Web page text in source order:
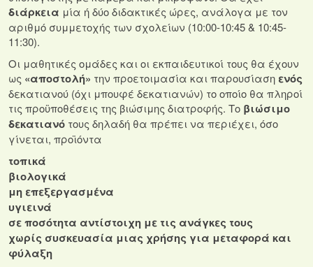
διάρκεια μία ή δύο διδακτικές ώρες, ανάλογα με τον
αριθμό συμμετοχής των σχολείων (10:00-10:45 & 10:45-
11:30).
Οι μαθητικές ομάδες και οι εκπαιδευτικοί τους θα έχουν
ως «αποστολή» την προετοιμασία και παρουσίαση ενός
δεκατιανού (όχι μπουφέ δεκατιανών) το οποίο θα πληροί
τις προϋποθέσεις της βιώσιμης διατροφής. Το βιώσιμο
δεκατιανό τους δηλαδή θα πρέπει να περιέχει, όσο
γίνεται, προϊόντα
τοπικά
βιολογικά
μη επεξεργασμένα
υγιεινά
σε ποσότητα αντίστοιχη με τις ανάγκες τους
χωρίς συσκευασία μιας χρήσης για μεταφορά και
φύλαξη